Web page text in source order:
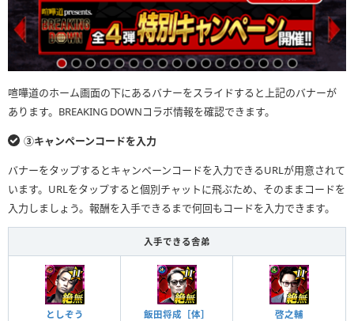
喧嘩道のホーム画面の下にあるバナーをスライドすると上記のバナーが
あります。BREAKING DOWNコラボ情報を確認できます。
③キャンペーンコードを入力
バナーをタップするとキャンペーンコードを入力できるURLが用意されて
います。URLをタップすると個別チャットに飛ぶため、そのままコードを
入力しましょう。報酬を入手できるまで何回もコードを入力できます。
入手できる舎弟
としぞう 飯田将成［体］ 啓之輔